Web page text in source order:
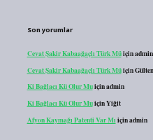
Son yorumlar
Cevat Şakir Kabaağaçlı Türk Müiçinadmin
Cevat Şakir Kabaağaçlı Türk MüiçinGülten
Ki Bağlacı Kü Olur Muiçinadmin
Ki Bağlacı Kü Olur MuiçinYiğit
Afyon Kaymağı Patenti Var Mı içinadmin